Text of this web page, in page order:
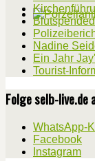
Nadine
Ein Jahr
Tourist-
Folge selb-live.de
WhatsApp-
Facebook
Instagram